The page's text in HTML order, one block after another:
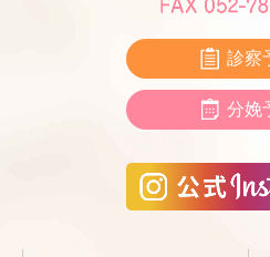
診察
分娩